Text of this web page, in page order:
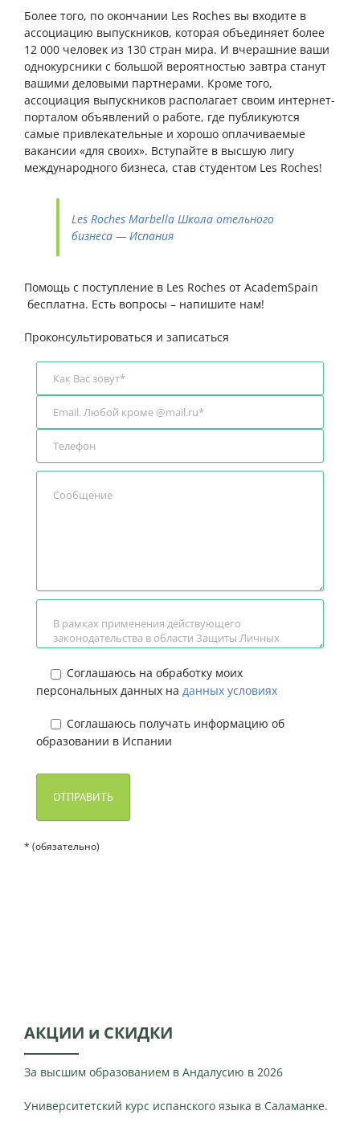
Более того, по окончании Les Roches вы входите в
ассоциацию выпускников, которая объединяет более
12 000 человек из 130 стран мира. И вчерашние ваши
однокурсники с большой вероятностью завтра станут
вашими деловыми партнерами. Кроме того,
ассоциация выпускников располагает своим интернет-
порталом объявлений о работе, где публикуются
самые привлекательные и хорошо оплачиваемые
вакансии «для своих». Вступайте в высшую лигу
международного бизнеса, став студентом Les Roches!
Les Roches Marbella Школа отельного
бизнеса — Испания
Помощь с поступление в Les Roches от AcademSpain
бесплатна. Есть вопросы – напишите нам!
Проконсультироваться и записаться
Соглашаюсь на обработку моих
персональных данных на данных условиях
Соглашаюсь получать информацию об
образовании в Испании
* (обязательно)
АКЦИИ и СКИДКИ
За высшим образованием в Андалусию в 2026
Университетский курс испанского языка в Саламанке.